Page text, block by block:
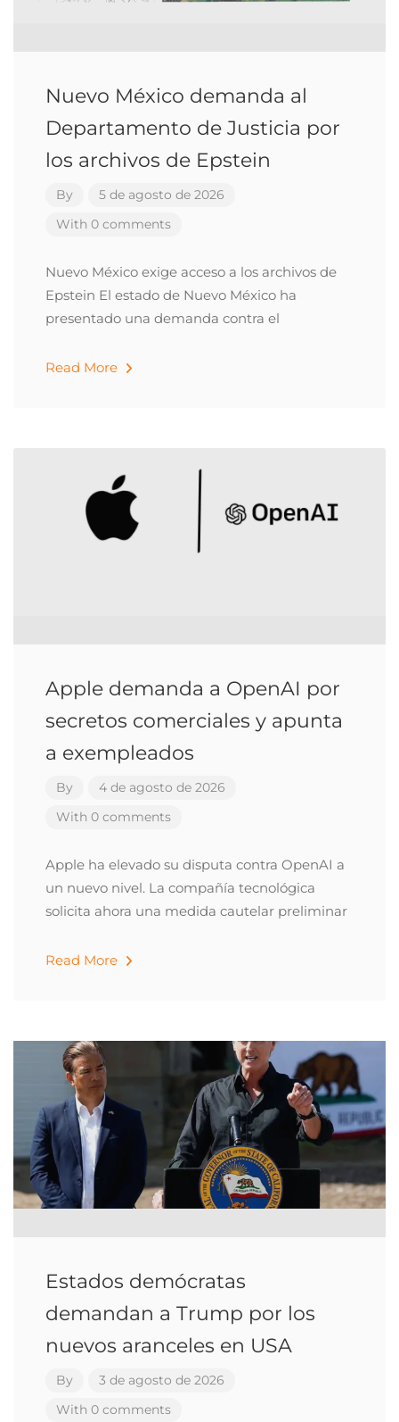
Nuevo México demanda al
Departamento de Justicia por
los archivos de Epstein
By
5 de agosto de 2026
With 0 comments
Nuevo México exige acceso a los archivos de
Epstein El estado de Nuevo México ha
presentado una demanda contra el
Read More
Apple demanda a OpenAI por
secretos comerciales y apunta
a exempleados
By
4 de agosto de 2026
With 0 comments
Apple ha elevado su disputa contra OpenAI a
un nuevo nivel. La compañía tecnológica
solicita ahora una medida cautelar preliminar
Read More
Estados demócratas
demandan a Trump por los
nuevos aranceles en USA
By
3 de agosto de 2026
With 0 comments